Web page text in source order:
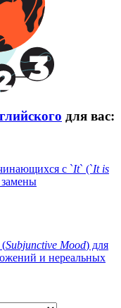
для вас:
с `It` (`It is
замены
(Subjunctive Mood) для
и нереальных